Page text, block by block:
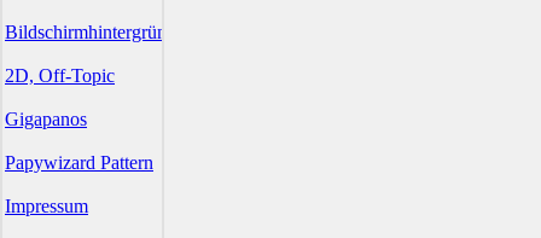
Bildschirmhintergründe
2D, Off-Topic
Gigapanos
Papywizard Pattern
Impressum